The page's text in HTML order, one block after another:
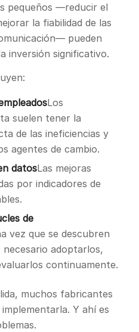
pequeños —reducir el
la fiabilidad de las
pueden
inversión significativo.
Los
suelen tener la
de las ineficiencias y
agentes de cambio.
datosLas mejoras
por indicadores de
de
vez que se descubren
necesario adoptarlos,
continuamente.
muchos fabricantes
Y ahí es